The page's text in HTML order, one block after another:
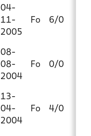
04-
11-
2005
Fo 6/0
08-
08-
2004
Fo 0/0
13-
04-
2004
Fo 4/0